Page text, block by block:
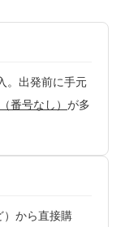
。出発前に手元
番号なし） が多
）から直接購